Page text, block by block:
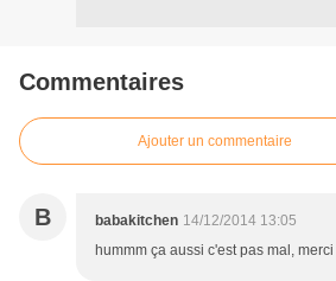
Commentaires
Ajouter un commentaire
B babakitchen 14/12/2014 13:05
hummm ça aussi c'est pas mal,